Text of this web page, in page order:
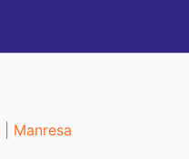
Manresa